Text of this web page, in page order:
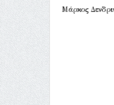
Μάρκος